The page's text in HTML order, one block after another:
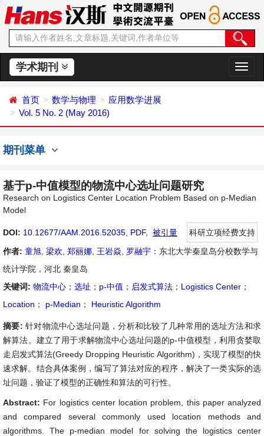
学术期刊
切
换
首页 数学与物理
应用数学进展
Vol. 5 No. 2 (May 2016)
期刊菜单
基于p-中值模型的物流中心选址问题研究
Research on Logistics Center Location Problem Based on p-Median
Model
DOI: 10.12677/AAM.2016.52035 PDF, 被引量
科研立项经费支持
作者: 童旭 梁欢 郑丽娜 王岩焱 罗融宇 ：东北大学秦皇岛分校数学与
统计学院，河北 秦皇岛
关键词: 物流中心 ； 选址 ； p-中值 ； 启发式算法 ； Logistics Center ；
Location ； p-Median ； Heuristic Algorithm
摘要: 针对物流中心选址问题，分析和比较了几种常用的选址方法和求
解算法。建立了用于求解物流中心选址问题的p-中值模型，利用贪婪取
走启发式算法(Greedy Dropping Heuristic Algorithm)，实现了模型的快
速求解。结合具体案例，编写了算法对应的程序，解决了一类实际的选
址问题，验证了模型的正确性和算法的可行性。
Abstract: For logistics center location problem, this paper analyzed
and compared several commonly used location methods and
algorithms. The p-median model for solving the logistics center